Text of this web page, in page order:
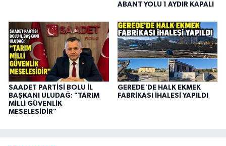
ABANT YOLU 1 AYDIR KAPALI
SAADET PARTİSİ BOLU İL
BAŞKANI ULUDAĞ: "TARIM
MİLLİ GÜVENLİK
MESELESİDİR"
GEREDE'DE HALK EKMEK
FABRİKASI İHALESİ YAPILDI